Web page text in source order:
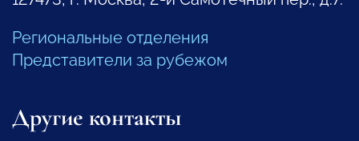
Региональные отделения
Представители за рубежом
Другие контакты